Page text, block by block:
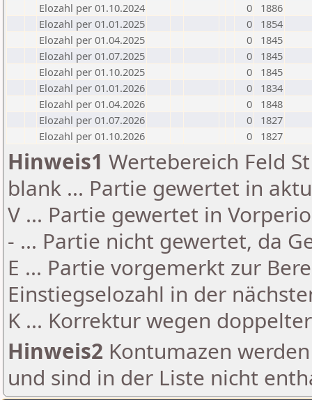
Elozahl per 01.10.2024
0
1886
Elozahl per 01.01.2025
0
1854
Elozahl per 01.04.2025
0
1845
Elozahl per 01.07.2025
0
1845
Elozahl per 01.10.2025
0
1845
Elozahl per 01.01.2026
0
1834
Elozahl per 01.04.2026
0
1848
Elozahl per 01.07.2026
0
1827
Elozahl per 01.10.2026
0 1827
Hinweis1 Wertebereich Feld
blank ... Partie gewertet in
V ... Partie gewertet in
- ... Partie nicht gewertet, da
E ... Partie vorgemerkt zur
Einstiegselozahl in der
K ... Korrektur wegen
Hinweis2 Kontumazen
und sind in der Liste nicht